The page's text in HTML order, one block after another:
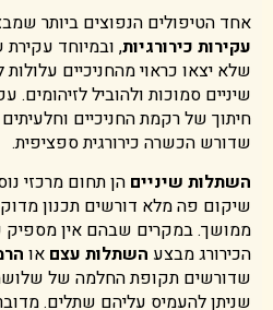
אחד הטיפולים הנפוצים ביותר
עקירות כירורגיות, ובמיוחד עקירת
שלא יצאו כראוי מהחניכיים
שיניים סמוכות ולהוביל לזיהומים.
חיתוך של רקמת החניכיים
שדורש הכשרה כירורגית ספציפית.
השתלות שיניים הן תחום מרכזי
שיקום פה מלא דורשים תכנון
ממושך. במקרים שבהם אין
הכירורג מבצע השתלות עצם או
שדורשים תקופת החלמה של
שניתן להעמיס עליהם שתלים.